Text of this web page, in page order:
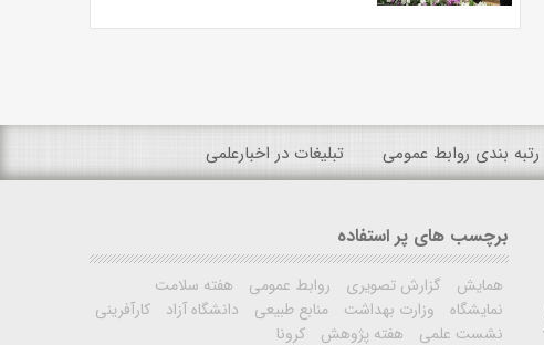
رتبه بندی روابط عمومی تبلیغات در اخبارعلمی
برچسب های پر استفاده
همایش گزارش تصویری روابط عمومی
هفته سلامت
نمایشگاه
وزارت بهداشت منابع طبیعی دانشگاه آزاد
کارآفرینی
نشست علمی
هفته پژوهش کرونا